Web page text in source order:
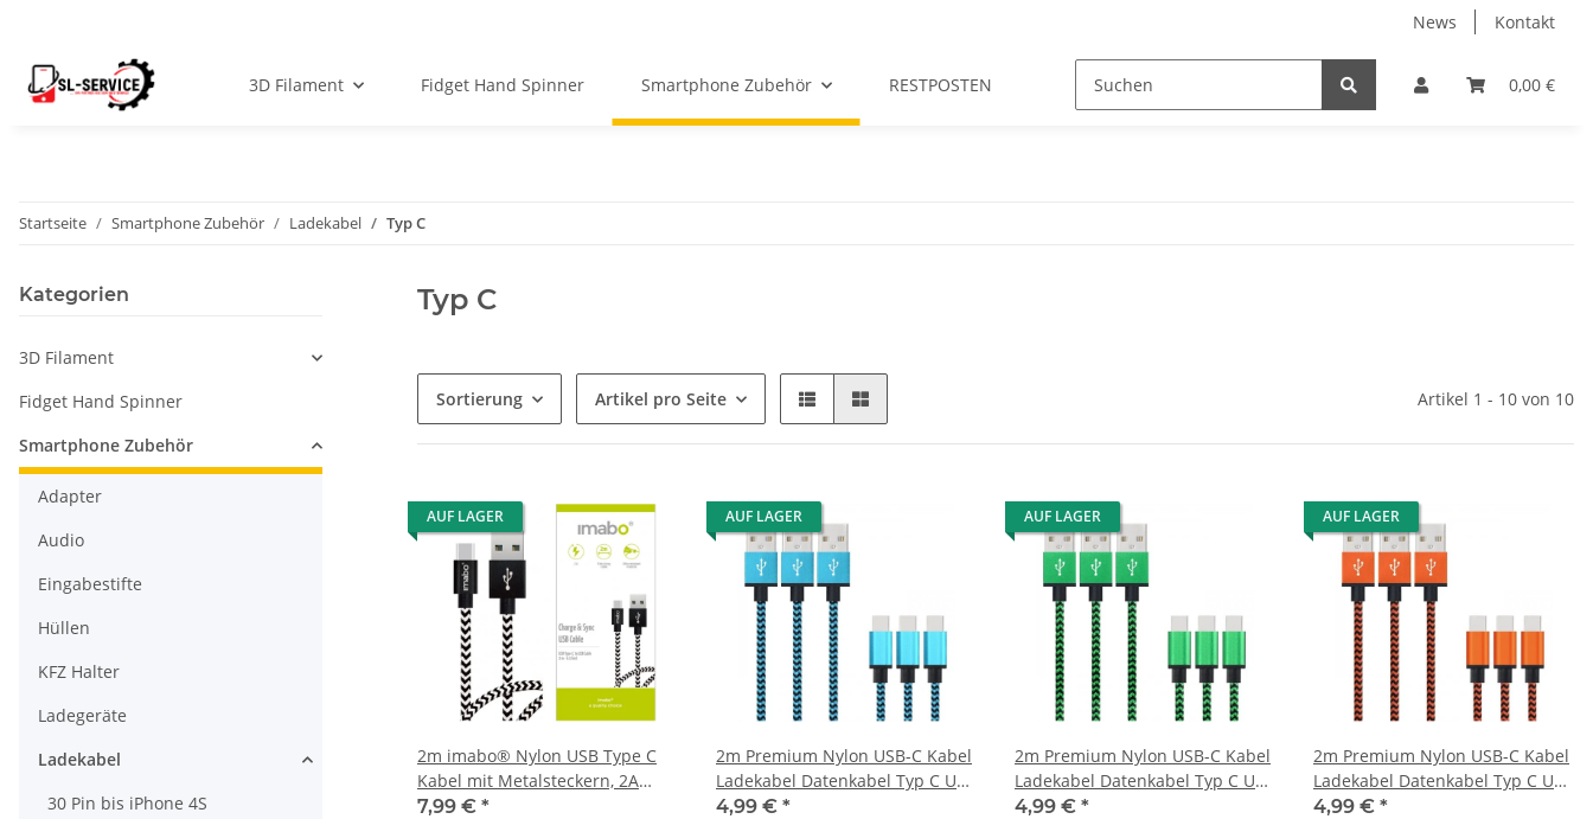
News Kontakt
0,00 €
3D Filament Fidget Hand Spinner Smartphone Zubehör RESTPOSTEN
Startseite Smartphone Zubehör Ladekabel Typ C
Typ C
Sortierung Artikel pro Seite Artikel 1 - 10 von 10
AUF LAGER
2m imabo® Nylon USB Type C
Kabel mit Metalsteckern, 2A
Schnellladefunktion
7,99 € *
AUF LAGER
2m Premium Nylon USB-C Kabel
Ladekabel Datenkabel Typ C USB
2.0 Blau
4,99 € *
AUF LAGER
2m Premium Nylon USB-C Kabel
Ladekabel Datenkabel Typ C USB
2.0 Grün
4,99 € *
AUF LAGER
2m Premium Nylon USB-C Kabel
Ladekabel Datenkabel Typ C USB
2.0 Orange
4,99 € *
Kategorien
3D Filament
Fidget Hand Spinner
Smartphone Zubehör
Adapter
Audio
Eingabestifte
Hüllen
KFZ Halter
Ladegeräte
Ladekabel
30 Pin bis iPhone 4S